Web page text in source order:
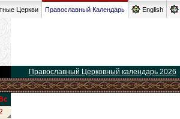
Церкви Православный Календарь English
Православный Церковный календарь 2026
Вс